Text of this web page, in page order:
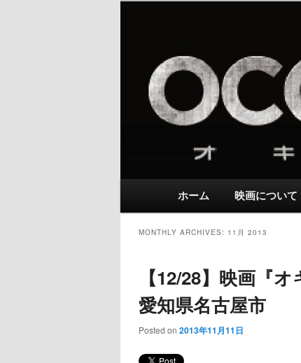
Skip to primary content
Skip to secondary content
ホーム 映画について
MONTHLY ARCHIVES: 11月 2013
【12/28】映画『
愛知県名古屋市
Posted on 2013年11月11日